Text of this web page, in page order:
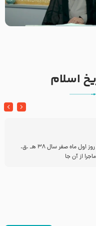
داعش – حجت الاسلام جباری
اسلام
1ـ وقوع جنگ صفین روز اول ماه صفر سال 38 هـ .ق.
از آن جا